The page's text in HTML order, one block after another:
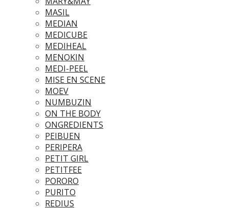
MASIL
MEDIAN
MEDICUBE
MEDIHEAL
MENOKIN
MEDI-PEEL
MISE EN SCENE
MOEV
NUMBUZIN
ON THE BODY
ONGREDIENTS
PEIBUEN
PERIPERA
PETIT GIRL
PETITFEE
PORORO
PURITO
REDIUS